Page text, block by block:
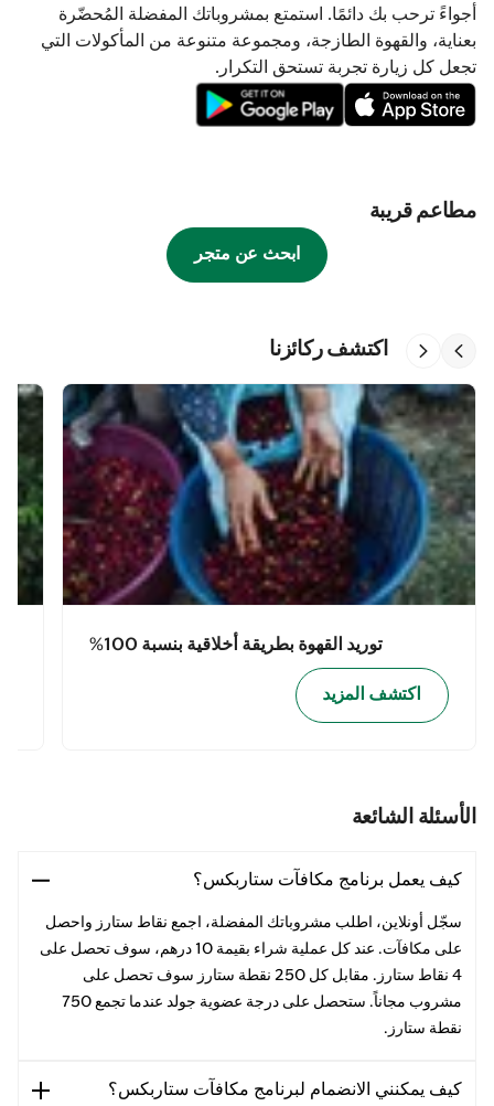
أجواءً ترحب بك دائمًا. استمتع بمشروباتك المفضلة المُحضّرة
بعناية، والقهوة الطازجة، ومجموعة متنوعة من المأكولات التي
تجعل كل زيارة تجربة تستحق التكرار.
مطاعم قريبة
ابحث عن متجر
اكتشف ركائزنا
توريد القهوة بطريقة أخلاقية بنسبة 100%
اكتشف المزيد
الأسئلة الشائعة
كيف يعمل برنامج مكافآت ستاربكس؟
سجّل أونلاين، اطلب مشروباتك المفضلة، اجمع نقاط ستارز واحصل
على مكافآت. عند كل عملية شراء بقيمة 10 درهم، سوف تحصل على
4 نقاط ستارز. مقابل كل 250 نقطة ستارز سوف تحصل على
مشروب مجاناً. ستحصل على درجة عضوية جولد عندما تجمع 750
نقطة ستارز.
كيف يمكنني الانضمام لبرنامج مكافآت ستاربكس؟